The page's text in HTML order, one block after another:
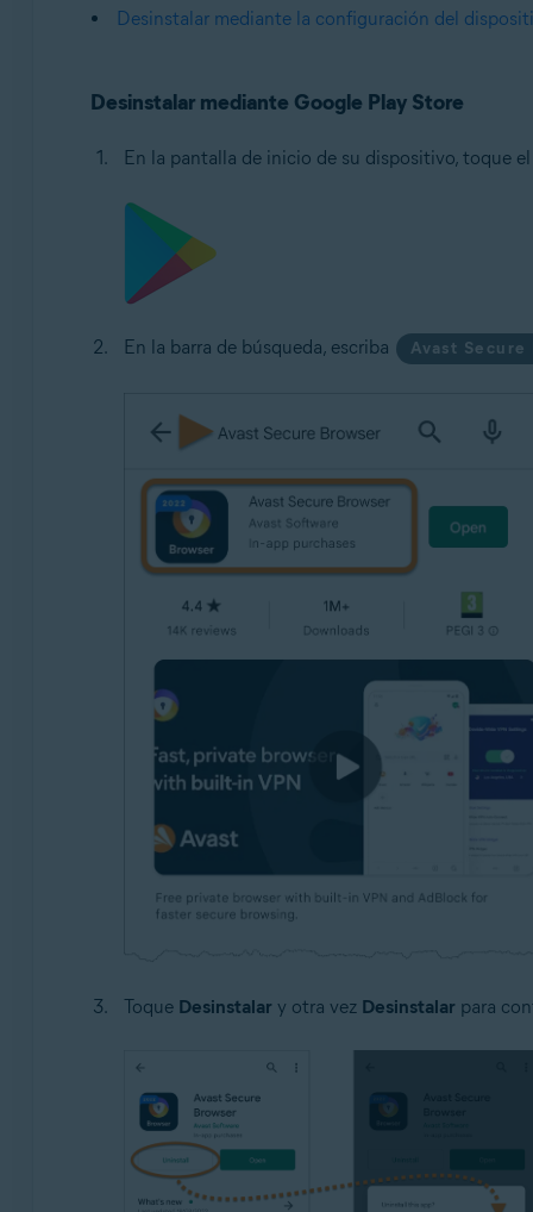
Desinstalar mediante la configuración del
Desinstalar mediante Google Play Store
En la pantalla de inicio de su dispositivo, toque
En la barra de búsqueda, escriba Avast Secure
Toque Desinstalar y otra vez Desinstalar para